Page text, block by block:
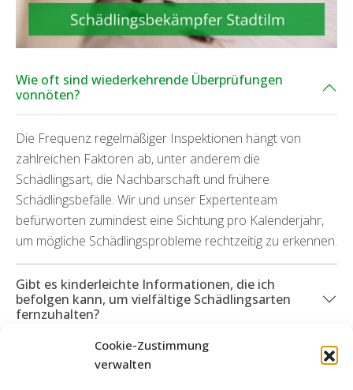
Cookie-Zustimmung
verwalten
Wie oft sind wiederkehrende Überprüfungen
vonnöten?
Die Frequenz regelmäßiger Inspektionen hängt von
zahlreichen Faktoren ab, unter anderem die
Schädlingsart, die Nachbarschaft und frühere
Schädlingsbefälle. Wir und unser Expertenteam
befürworten zumindest eine Sichtung pro Kalenderjahr,
um mögliche Schädlingsprobleme rechtzeitig zu erkennen.
Gibt es kinderleichte Informationen, die ich
befolgen kann, um vielfältige Schädlingsarten
fernzuhalten?
Was geschieht, wenn Folgeschäden auf Grund
eines Schädlingsbefalls angefallen sind?